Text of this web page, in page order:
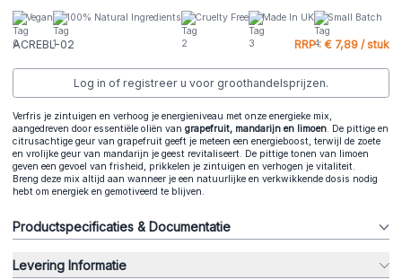
Vegan 100% Natural Ingredients Cruelty Free Made In UK Small Batch
ACREBL-02 RRP : € 7,89 / stuk
Log in of registreer u voor groothandelsprijzen.
Verfris je zintuigen en verhoog je energieniveau met onze energieke mix,
aangedreven door essentiële oliën van grapefruit, mandarijn en limoen. De pittige en
citrusachtige geur van grapefruit geeft je meteen een energieboost, terwijl de zoete
en vrolijke geur van mandarijn je geest revitaliseert. De pittige tonen van limoen
geven een gevoel van frisheid, prikkelen je zintuigen en verhogen je vitaliteit.
Breng deze mix altijd aan wanneer je een natuurlijke en verkwikkende dosis nodig
hebt om energiek en gemotiveerd te blijven.
Productspecificaties & Documentatie
Levering Informatie